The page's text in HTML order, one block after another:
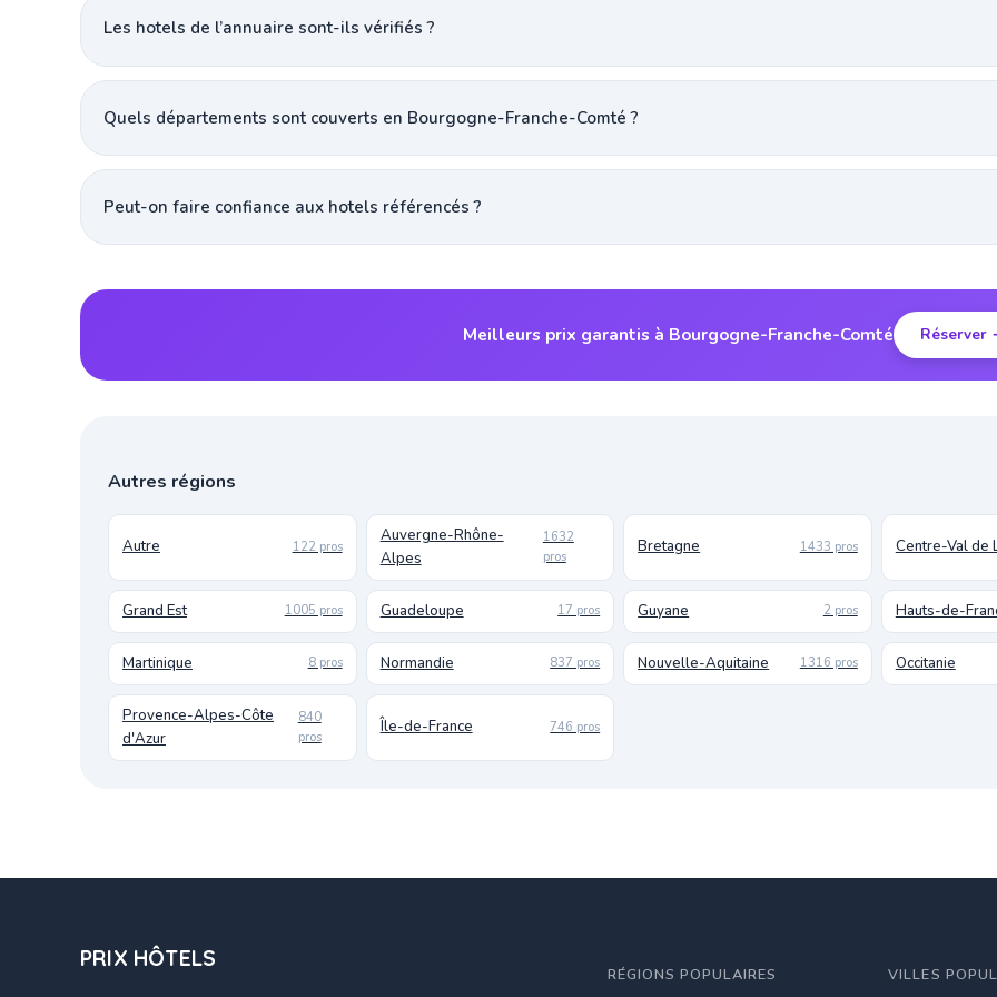
Les hotels de l’annuaire sont-ils vérifiés ?
Quels départements sont couverts en Bourgogne-Franche-Comté ?
Peut-on faire confiance aux hotels référencés ?
Meilleurs prix garantis à Bourgogne-Franche-Comté Réserver
Autres régions
Autre 122 pros
Auvergne-Rhône-
Alpes
1632
pros
Bretagne 1433 pros Centre-Val de
Grand Est 1005 pros Guadeloupe 17 pros Guyane 2 pros Hauts-de-
Martinique 8 pros Normandie 837 pros Nouvelle-Aquitaine 1316 pros Occitanie
Provence-Alpes-Côte
d'Azur
840
pros
Île-de-France 746 pros
PRIX HÔTELS
RÉGIONS POPULAIRES VILLES